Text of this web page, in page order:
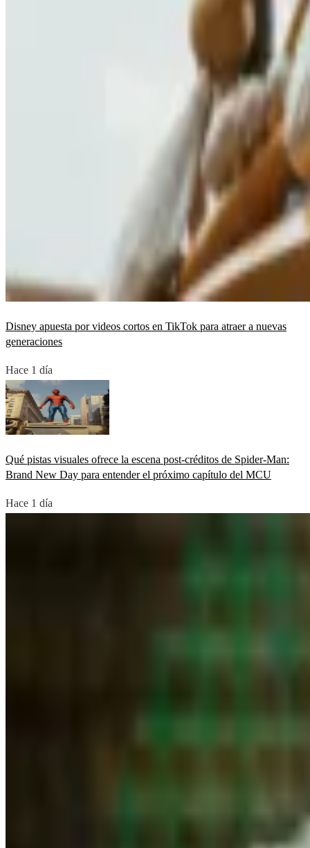
Disney apuesta por videos cortos en TikTok para atraer a nuevas
generaciones
Hace 1 día
Qué pistas visuales ofrece la escena post-créditos de Spider-Man:
Brand New Day para entender el próximo capítulo del MCU
Hace 1 día